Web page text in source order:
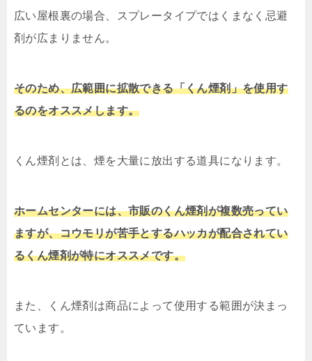
広い屋根裏の場合、スプレータイプではくまなく忌避
剤が広まりません。
そのため、広範囲に拡散できる「くん煙剤」を使用す
るのをオススメします。
くん煙剤とは、煙を大量に放出する道具になります。
ホームセンターには、市販のくん煙剤が複数売ってい
ますが、コウモリが苦手とするハッカが配合されてい
るくん煙剤が特にオススメです。
また、くん煙剤は商品によって使用する範囲が決まっ
ています。